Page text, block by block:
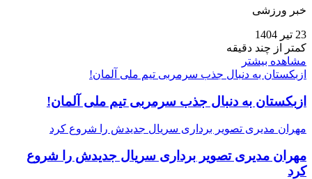
خبر ورزشی
23 تیر 1404
کمتر از چند دقیقه
مشاهده بیشتر
ازبکستان به دنبال جذب سرمربی تیم ملی آلمان!
ازبکستان به دنبال جذب سرمربی تیم ملی آلمان!
مهران مدیری تصویر برداری سریال جدیدش را شروع کرد
مهران مدیری تصویر برداری سریال جدیدش را شروع
کرد